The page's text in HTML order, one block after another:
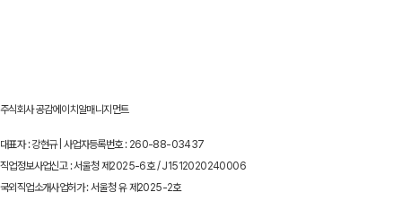
주식회사 공감에이치알매니지먼트
대표자 : 강현규 | 사업자등록번호 : 260-88-03437
직업정보사업신고 : 서울청 제2025-6호 / J1512020240006
국외직업소개사업허가 : 서울청 유 제2025-2호